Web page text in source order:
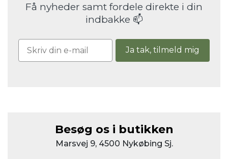
Få nyheder samt fordele direkte i din
indbakke 📫
Ja tak, tilmeld mig
Besøg os i butikken
Marsvej 9, 4500 Nykøbing Sj.